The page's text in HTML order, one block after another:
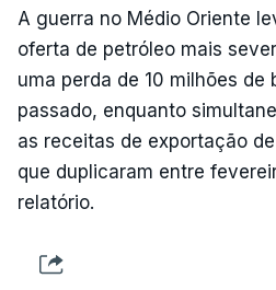
A guerra no Médio Oriente
oferta de petróleo mais
uma perda de 10 milhões de
passado, enquanto
as receitas de exportação
que duplicaram entre
relatório.